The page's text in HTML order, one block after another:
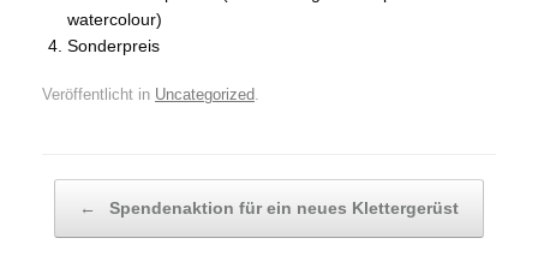
watercolour)
Sonderpreis
Veröffentlicht in Uncategorized
← Spendenaktion für ein neues Klettergerüst